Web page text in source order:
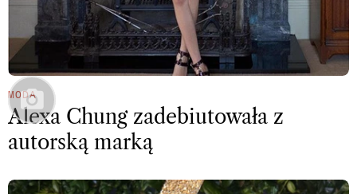
MODA
Alexa Chung zadebiutowała z
autorską marką